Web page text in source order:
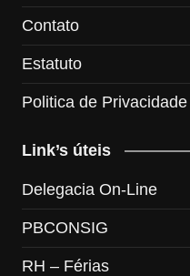
Contato
Estatuto
Politica de Privacidade
Link’s úteis
Delegacia On-Line
PBCONSIG
RH – Férias